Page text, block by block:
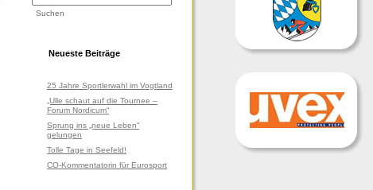
Neueste Beiträge
25 Jahre Sportlerwahl im Vogtland
„Ulle schaut auf die Tournee –
Forum Nordicum“
Sprung ins „neue Leben“
gelungen
Tolle Tage in Seefeld!
CO-Kommentatorin für Eurosport